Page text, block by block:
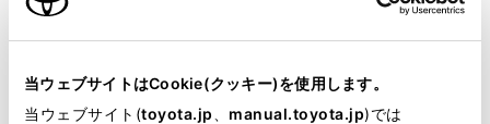
当ウェブサイトはCookie(クッキー)を使用します。
当ウェブサイト(toyota.jp manual.toyota.jp)では
必須 都道府県